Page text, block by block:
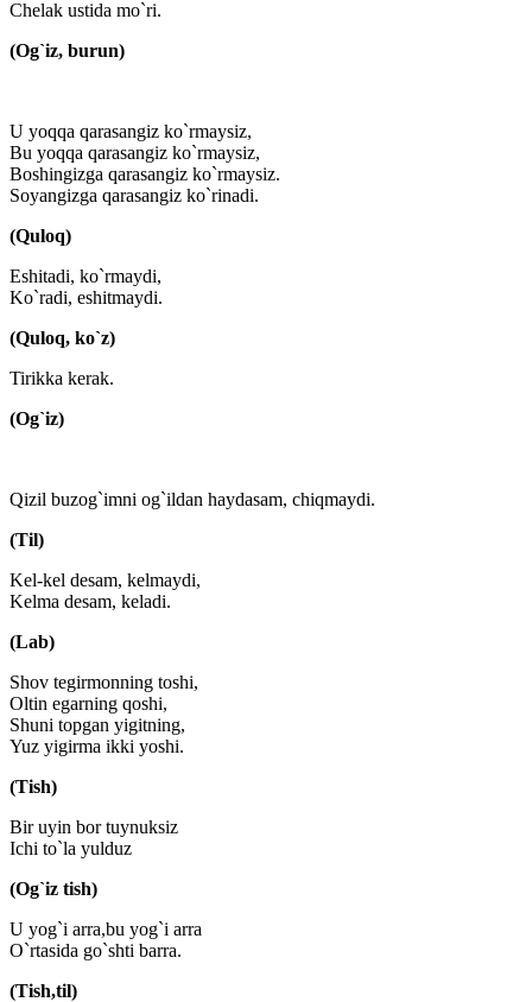
Chelak ustida mo`ri.
(Og`iz, burun)
U yoqqa qarasangiz ko`rmaysiz,
Bu yoqqa qarasangiz ko`rmaysiz,
Boshingizga qarasangiz ko`rmaysiz.
Soyangizga qarasangiz ko`rinadi.
(Quloq)
Eshitadi, ko`rmaydi,
Ko`radi, eshitmaydi.
(Quloq, ko`z)
Tirikka kerak.
(Og`iz)
Qizil buzog`imni og`ildan haydasam, chiqmaydi.
(Til)
Kel-kel desam, kelmaydi,
Kelma desam, keladi.
(Lab)
Shov tegirmonning toshi,
Oltin egarning qoshi,
Shuni topgan yigitning,
Yuz yigirma ikki yoshi.
(Tish)
Bir uyin bor tuynuksiz
Ichi to`la yulduz
(Og`iz tish)
U yog`i arra,bu yog`i arra
O`rtasida go`shti barra.
(Tish,til)